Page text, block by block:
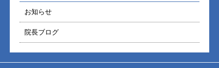
お知らせ
院長ブログ